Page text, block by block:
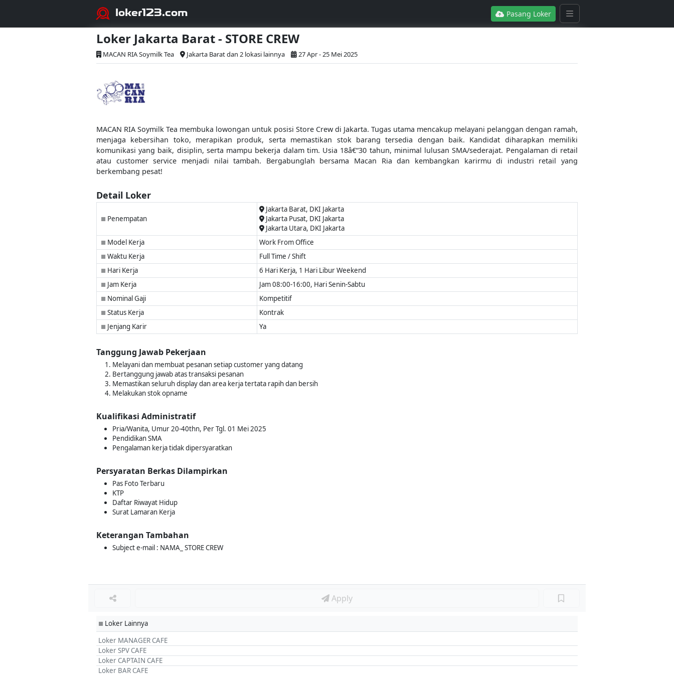
loker123.com Pasang Loker
Loker Jakarta Barat - STORE CREW
MACAN RIA Soymilk Tea Jakarta Barat dan 2 lokasi lainnya 27 Apr - 25 Mei 2025
MACAN RIA Soymilk Tea membuka lowongan untuk posisi Store Crew di Jakarta. Tugas utama mencakup melayani pelanggan dengan ramah,
menjaga kebersihan toko, merapikan produk, serta memastikan stok barang tersedia dengan baik. Kandidat diharapkan memiliki
komunikasi yang baik, disiplin, serta mampu bekerja dalam tim. Usia 18â€“30 tahun, minimal lulusan SMA/sederajat. Pengalaman di retail
atau customer service menjadi nilai tambah. Bergabunglah bersama Macan Ria dan kembangkan karirmu di industri retail yang
berkembang pesat!
Detail Loker
■ Penempatan
Jakarta Barat, DKI Jakarta
Jakarta Pusat, DKI Jakarta
Jakarta Utara, DKI Jakarta
■ Model Kerja Work From Office
■ Waktu Kerja Full Time / Shift
■ Hari Kerja 6 Hari Kerja, 1 Hari Libur Weekend
■ Jam Kerja Jam 08:00-16:00, Hari Senin-Sabtu
■ Nominal Gaji Kompetitif
■ Status Kerja Kontrak
■ Jenjang Karir Ya
Tanggung Jawab Pekerjaan
Melayani dan membuat pesanan setiap customer yang datang
Bertanggung jawab atas transaksi pesanan
Memastikan seluruh display dan area kerja tertata rapih dan bersih
Melakukan stok opname
Kualifikasi Administratif
Pria/Wanita, Umur 20-40thn, Per Tgl. 01 Mei 2025
Pendidikan SMA
Pengalaman kerja tidak dipersyaratkan
Persyaratan Berkas Dilampirkan
Pas Foto Terbaru
KTP
Daftar Riwayat Hidup
Surat Lamaran Kerja
Keterangan Tambahan
Subject e-mail : NAMA_ STORE CREW
Apply
■ Loker Lainnya
Loker MANAGER CAFE
Loker SPV CAFE
Loker CAPTAIN CAFE
Loker BAR CAFE